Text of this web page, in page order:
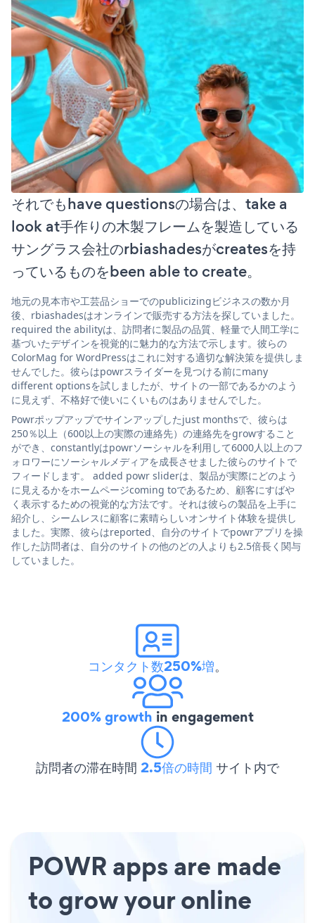
それでもhave questionsの場合は、take a
look at手作りの木製フレームを製造している
サングラス会社のrbiashadesがcreatesを持
っているものをbeen able to create。
地元の見本市や工芸品ショーでのpublicizingビジネスの数か月
後、rbiashadesはオンラインで販売する方法を探していました。
required the abilityは、訪問者に製品の品質、軽量で人間工学に
基づいたデザインを視覚的に魅力的な方法で示します。彼らの
ColorMag for WordPressはこれに対する適切な解決策を提供しま
せんでした。彼らはpowrスライダーを見つける前にmany
different optionsを試しましたが、サイトの一部であるかのよう
に見えず、不格好で使いにくいものはありませんでした。
Powrポップアップでサインアップしたjust monthsで、彼らは
250％以上（600以上の実際の連絡先）の連絡先をgrowすること
ができ、constantlyはpowrソーシャルを利用して6000人以上のフ
ォロワーにソーシャルメディアを成長させました彼らのサイトで
フィードします。 added powr sliderは、製品が実際にどのよう
に見えるかをホームページcoming toであるため、顧客にすばや
く表示するための視覚的な方法です。それは彼らの製品を上手に
紹介し、シームレスに顧客に素晴らしいオンサイト体験を提供し
ました。実際、彼らはreported、自分のサイトでpowrアプリを操
作した訪問者は、自分のサイトの他のどの人よりも2.5倍長く関与
していました。
コンタクト数250%増。
200% growth in engagement
訪問者の滞在時間 2.5倍の時間 サイト内で
POWR apps are made
to grow your online